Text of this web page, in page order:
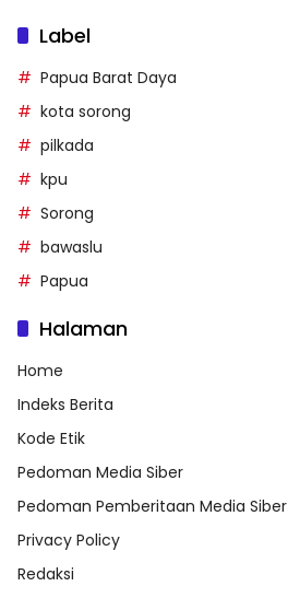
Label
Papua Barat Daya
kota sorong
pilkada
kpu
Sorong
bawaslu
Papua
Halaman
Home
Indeks Berita
Kode Etik
Pedoman Media Siber
Pedoman Pemberitaan Media Siber
Privacy Policy
Redaksi